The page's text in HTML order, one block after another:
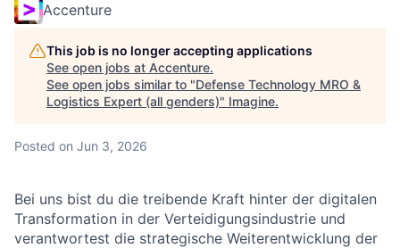
Accenture
This job is no longer accepting applications
See open jobs at Accenture.
See open jobs similar to "Defense Technology MRO &
Logistics Expert (all genders)" Imagine.
Posted on Jun 3, 2026
Bei uns bist du die treibende Kraft hinter der digitalen
Transformation in der Verteidigungsindustrie und
verantwortest die strategische Weiterentwicklung der